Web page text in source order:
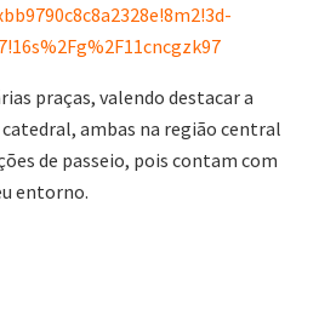
praças, valendo destacar a
ambas na região central
de passeio, pois contam com
entorno.